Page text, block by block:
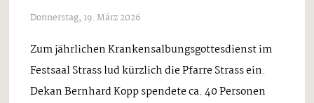
Donnerstag, 19. März 2026
Zum jährlichen Krankensalbungsgottesdienst im
Festsaal Strass lud kürzlich die Pfarre Strass ein.
Dekan Bernhard Kopp spendete ca. 40 Personen